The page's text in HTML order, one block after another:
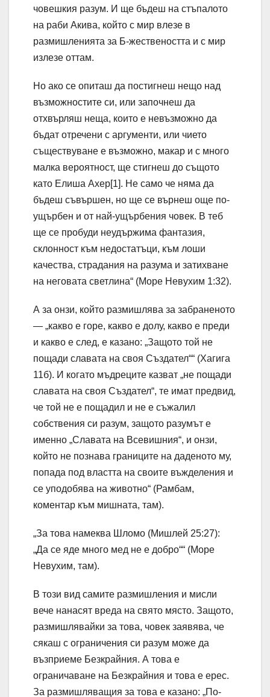
човешкия разум. И ще бъдеш на стъпалото
на раби Акива, който с мир влезе в
размишленията за Б-жествеността и с мир
излезе оттам.
Но ако се опиташ да постигнеш нещо над
възможностите си, или започнеш да
отхвърляш неща, които е невъзможно да
бъдат отречени с аргументи, или чието
съществуване е възможно, макар и с много
малка вероятност, ще стигнеш до същото
като Елиша Ахер[1]. Не само че няма да
бъдеш съвършен, но ще се върнеш още по-
ущърбен и от най-ущърбения човек. В теб
ще се пробуди неудържима фантазия,
склонност към недостатъци, към лоши
качества, страдания на разума и затихване
на неговата светлина“ (Море Невухим 1:32).
А за онзи, който размишлява за забраненото
— „какво е горе, какво е долу, какво е преди
и какво е след, е казано: „Защото той не
пощади славата на своя Създател““ (Хагига
11б). И когато мъдреците казват „не пощади
славата на своя Създател“, те имат предвид,
че той не е пощадил и не е съжалил
собствения си разум, защото разумът е
именно „Славата на Всевишния“, и онзи,
който не познава границите на даденото му,
попада под властта на своите въжделения и
се уподобява на животно“ (Рамбам,
коментар към мишната, там).
„За това намеква Шломо (Мишлей 25:27):
„Да се яде много мед не е добро““ (Море
Невухим, там).
В този вид самите размишления и мисли
вече нанасят вреда на свято място. Защото,
размишлявайки за това, човек заявява, че
сякаш с ограничения си разум може да
възприеме Безкрайния. А това е
ограничаване на Безкрайния и това е ерес.
За размишляващия за това е казано: „По-